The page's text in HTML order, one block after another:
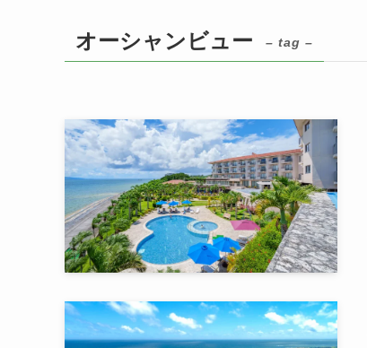
オーシャンビュー – tag –